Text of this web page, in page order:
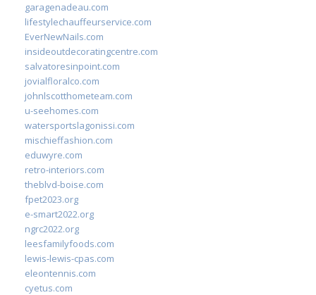
garagenadeau.com
lifestylechauffeurservice.com
EverNewNails.com
insideoutdecoratingcentre.com
salvatoresinpoint.com
jovialfloralco.com
johnlscotthometeam.com
u-seehomes.com
watersportslagonissi.com
mischieffashion.com
eduwyre.com
retro-interiors.com
theblvd-boise.com
fpet2023.org
e-smart2022.org
ngrc2022.org
leesfamilyfoods.com
lewis-lewis-cpas.com
eleontennis.com
cyetus.com